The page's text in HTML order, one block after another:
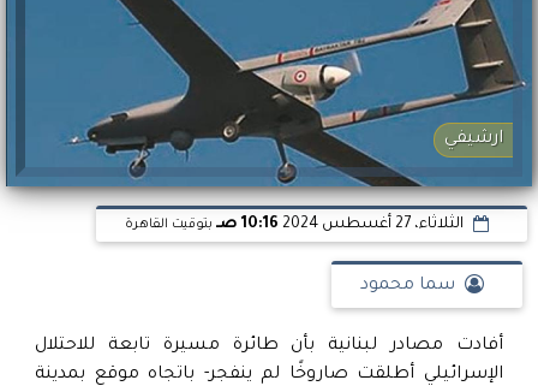
ارشيفي
الثلاثاء، 27 أغسطس 2024 10:16 صـ بتوقيت القاهرة
سما محمود
أفادت مصادر لبنانية بأن طائرة مسيرة تابعة للاحتلال
الإسرائيلي أطلقت صاروخًا لم ينفجر- باتجاه موقع بمدينة